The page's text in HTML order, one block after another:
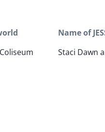
Name of
Staci Dawn